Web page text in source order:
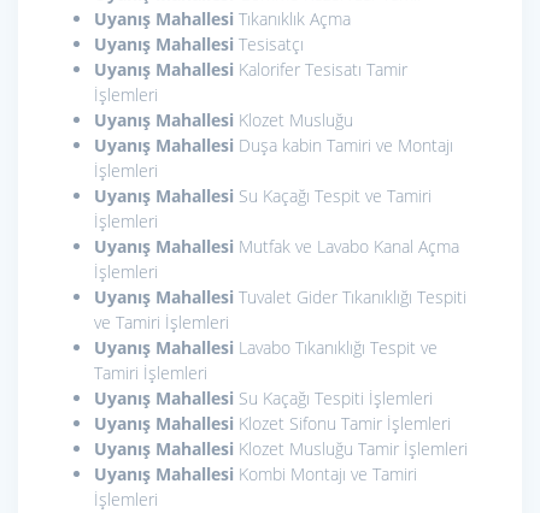
Uyanış Mahallesi Tıkanıklık Açma
Uyanış Mahallesi Tesisatçı
Uyanış Mahallesi Kalorifer Tesisatı Tamir
İşlemleri
Uyanış Mahallesi Klozet Musluğu
Uyanış Mahallesi Duşa kabin Tamiri ve Montajı
İşlemleri
Uyanış Mahallesi Su Kaçağı Tespit ve Tamiri
İşlemleri
Uyanış Mahallesi Mutfak ve Lavabo Kanal Açma
İşlemleri
Uyanış Mahallesi Tuvalet Gider Tıkanıklığı Tespiti
ve Tamiri İşlemleri
Uyanış Mahallesi Lavabo Tıkanıklığı Tespit ve
Tamiri İşlemleri
Uyanış Mahallesi Su Kaçağı Tespiti İşlemleri
Uyanış Mahallesi Klozet Sifonu Tamir İşlemleri
Uyanış Mahallesi Klozet Musluğu Tamir İşlemleri
Uyanış Mahallesi Kombi Montajı ve Tamiri
İşlemleri